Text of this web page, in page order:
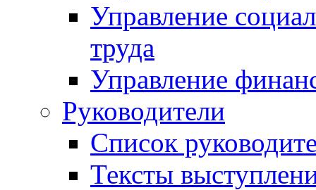
Управление
труда
Управление
Руководители
Список
Тексты